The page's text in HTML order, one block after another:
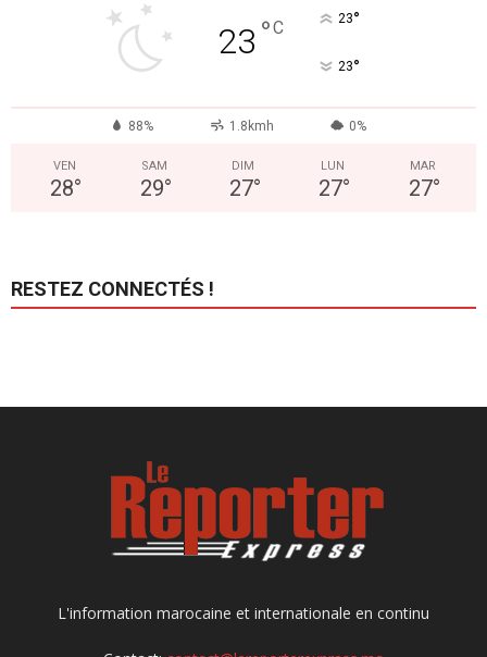
23 °C 23°
23°
88% 1.8kmh 0%
VEN
28°
SAM
29°
DIM
27°
LUN
27°
MAR
27°
RESTEZ CONNECTÉS !
L'information marocaine et internationale en continu